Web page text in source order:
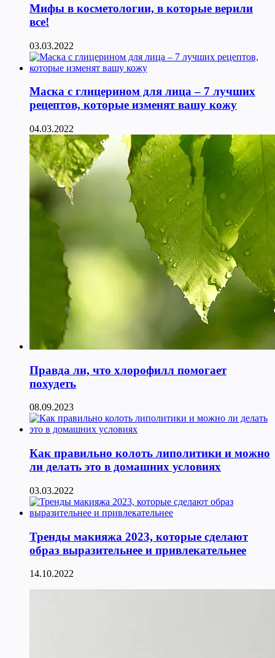
Мифы в косметологии, в которые верили
все!
03.03.2022
Маска с глицерином для лица – 7 лучших
рецептов, которые изменят вашу кожу
04.03.2022
Правда ли, что хлорофилл помогает
похудеть
08.09.2023
Как правильно колоть липолитики и можно
ли делать это в домашних условиях
03.03.2022
Тренды макияжа 2023, которые сделают
образ выразительнее и привлекательнее
14.10.2022